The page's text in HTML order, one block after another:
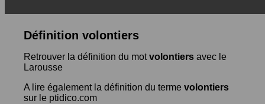
Définition volontiers
Retrouver la définition du motvolontiers avec le
Larousse
A lire également la définition du terme volontiers
sur le ptidico.com